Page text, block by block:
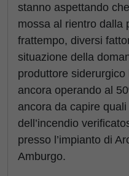
stanno aspettando
mossa al rientro dalla
frattempo, diversi
situazione della
produttore
ancora operando al
ancora da capire
dell’incendio
presso l’impianto di
Amburgo.